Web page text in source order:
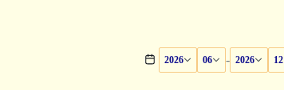
2026 06 - 2026 12